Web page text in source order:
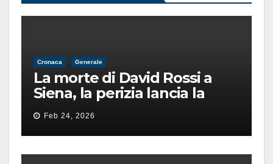
Cronaca Generale
La morte di David Rossi a
Siena, la perizia lancia la
pista di un’intimidazione
finita male
Feb 24, 2026